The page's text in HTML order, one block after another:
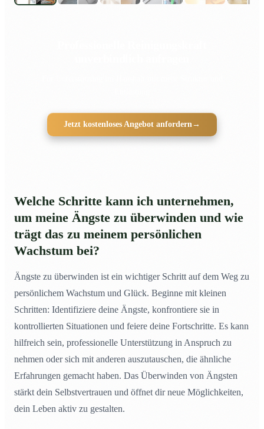
Jetzt kostenloses Angebot anfordern→
Welche Schritte kann ich unternehmen,
um meine Ängste zu überwinden und wie
trägt das zu meinem persönlichen
Wachstum bei?
Ängste zu überwinden ist ein wichtiger Schritt auf dem Weg zu
persönlichem Wachstum und Glück. Beginne mit kleinen
Schritten: Identifiziere deine Ängste, konfrontiere sie in
kontrollierten Situationen und feiere deine Fortschritte. Es kann
hilfreich sein, professionelle Unterstützung in Anspruch zu
nehmen oder sich mit anderen auszutauschen, die ähnliche
Erfahrungen gemacht haben. Das Überwinden von Ängsten
stärkt dein Selbstvertrauen und öffnet dir neue Möglichkeiten,
dein Leben aktiv zu gestalten.